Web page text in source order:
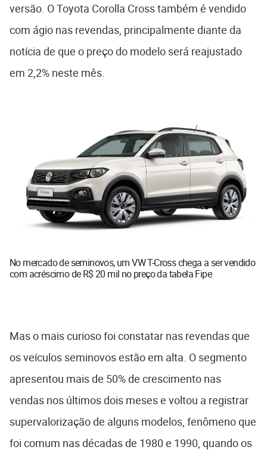
versão. O Toyota Corolla Cross também é vendido
com ágio nas revendas, principalmente diante da
notícia de que o preço do modelo será reajustado
em 2,2% neste mês.
No mercado de seminovos, um VW T-Cross chega a ser vendido
com acréscimo de R$ 20 mil no preço da tabela Fipe
Mas o mais curioso foi constatar nas revendas que
os veículos seminovos estão em alta. O segmento
apresentou mais de 50% de crescimento nas
vendas nos últimos dois meses e voltou a registrar
supervalorização de alguns modelos, fenômeno que
foi comum nas décadas de 1980 e 1990, quando os